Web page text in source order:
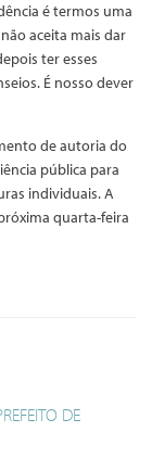
é termos uma
aceita mais dar
ter esses
É nosso dever
de autoria do
pública para
individuais. A
quarta-feira
DE